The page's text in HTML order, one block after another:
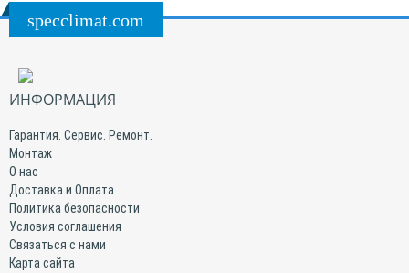
specclimat.com
ИНФОРМАЦИЯ
Гарантия. Сервис. Ремонт.
Монтаж
О нас
Доставка и Оплата
Политика безопасности
Условия соглашения
Связаться с нами
Карта сайта